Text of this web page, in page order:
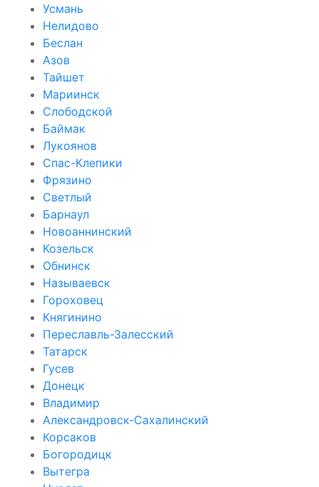
Усмань
Нелидово
Беслан
Азов
Тайшет
Мариинск
Слободской
Баймак
Лукоянов
Спас-Клепики
Фрязино
Светлый
Барнаул
Новоаннинский
Козельск
Обнинск
Называевск
Гороховец
Княгинино
Переславль-Залесский
Татарск
Гусев
Донецк
Владимир
Александровск-Сахалинский
Корсаков
Богородицк
Вытегра